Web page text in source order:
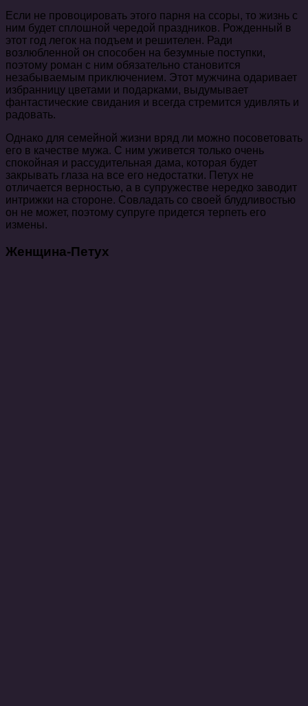
Если не провоцировать этого парня на ссоры, то жизнь с
ним будет сплошной чередой праздников. Рожденный в
этот год легок на подъем и решителен. Ради
возлюбленной он способен на безумные поступки,
поэтому роман с ним обязательно становится
незабываемым приключением. Этот мужчина одаривает
избранницу цветами и подарками, выдумывает
фантастические свидания и всегда стремится удивлять и
радовать.
Однако для семейной жизни вряд ли можно посоветовать
его в качестве мужа. С ним уживется только очень
спокойная и рассудительная дама, которая будет
закрывать глаза на все его недостатки. Петух не
отличается верностью, а в супружестве нередко заводит
интрижки на стороне. Совладать со своей блудливостью
он не может, поэтому супруге придется терпеть его
измены.
Женщина-Петух